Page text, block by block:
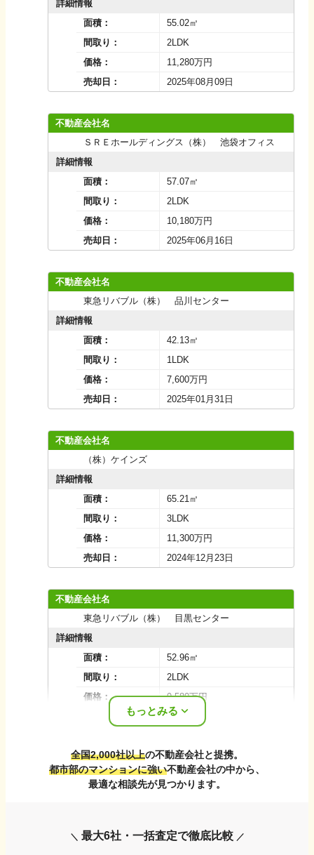
詳細情報
面積：
55.02㎡
間取り：
2LDK
価格：
11,280万円
売却日：
2025年08月09日
不動産会社名
ＳＲＥホールディングス（株） 池袋オフィス
詳細情報
面積：
57.07㎡
間取り：
2LDK
価格：
10,180万円
売却日：
2025年06月16日
不動産会社名
東急リバブル（株） 品川センター
詳細情報
面積：
42.13㎡
間取り：
1LDK
価格：
7,600万円
売却日：
2025年01月31日
不動産会社名
（株）ケインズ
詳細情報
面積：
65.21㎡
間取り：
3LDK
価格：
11,300万円
売却日：
2024年12月23日
不動産会社名
東急リバブル（株） 目黒センター
詳細情報
面積：
52.96㎡
間取り：
2LDK
価格：
9,580万円
2024年12月09日
もっとみる
全国2,000社以上の不動産会社と提携。
都市部のマンションに強い不動産会社の中から、
最適な相談先が見つかります。
最大6社・一括査定で徹底比較